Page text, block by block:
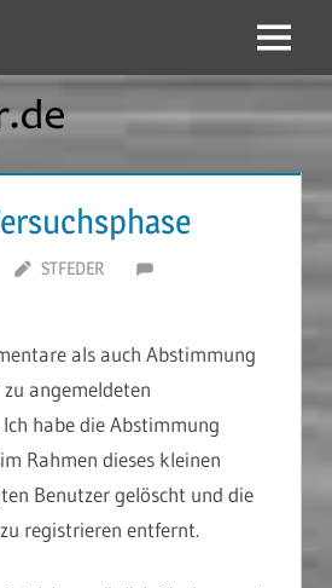
Menü
STFEDER
als auch Abstimmung
zu angemeldeten
habe die Abstimmung
Rahmen dieses kleinen
Benutzer gelöscht und die
registrieren entfernt.